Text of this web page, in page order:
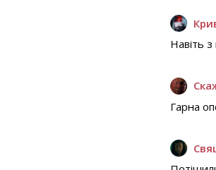
Навіть
Гарна